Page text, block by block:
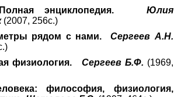
энциклопедия. Юлия
(2007, 256с.)
рядом с нами.
Сергеев А.Н.
физиология.Сергеев Б.Ф. (1969,
философия, физиология,